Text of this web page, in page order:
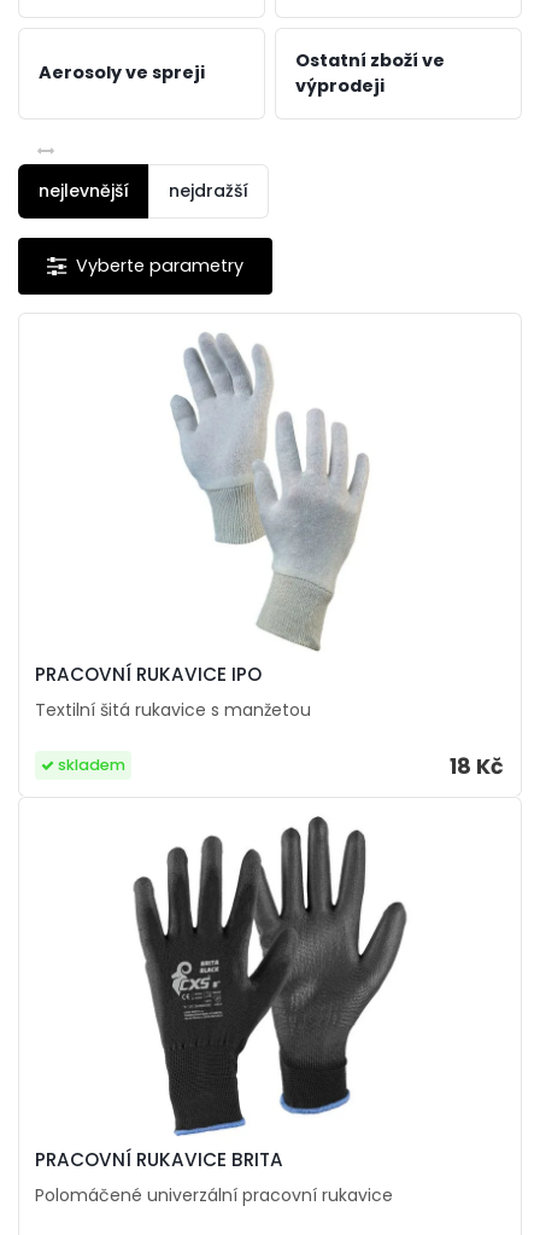
Aerosoly ve spreji
Ostatní zboží ve
výprodeji
nejlevnější nejdražší
PRACOVNÍ RUKAVICE IPO
Textilní šitá rukavice s manžetou
18 Kč
skladem
PRACOVNÍ RUKAVICE BRITA
Polomáčené univerzální pracovní rukavice